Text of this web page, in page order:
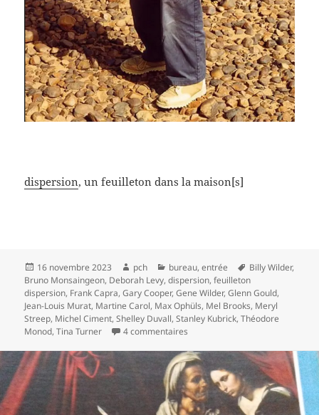
dispersion, un feuilleton dans la maison[s]
Publié
le
16 novembre 2023 Auteur
pch Catégories
bureau,entrée
Mots-
clés
Billy Wilder,
Bruno Monsaingeon, Deborah Levy,dispersion,feuilleton
dispersion, Frank Capra,Gary Cooper,Gene Wilder,Glenn Gould,
Jean-Louis Murat, Martine Carol, Max Ophüls, Mel Brooks, Meryl
Streep, Michel Ciment,Shelley Duvall,Stanley Kubrick,Théodore
Monod,Tina Turner 4 commentaires